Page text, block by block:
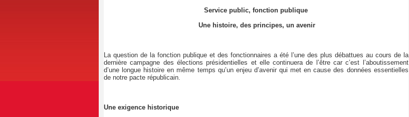
Service public, fonction publique
Une histoire, des principes, un avenir
La question de la fonction publique et des fonctionnaires a été l’une des plus débattues au cours de la
dernière campagne des élections présidentielles et elle continuera de l’être car c’est l’aboutissement
d’une longue histoire en même temps qu’un enjeu d’avenir qui met en cause des données essentielles
de notre pacte républicain.
Une exigence historique